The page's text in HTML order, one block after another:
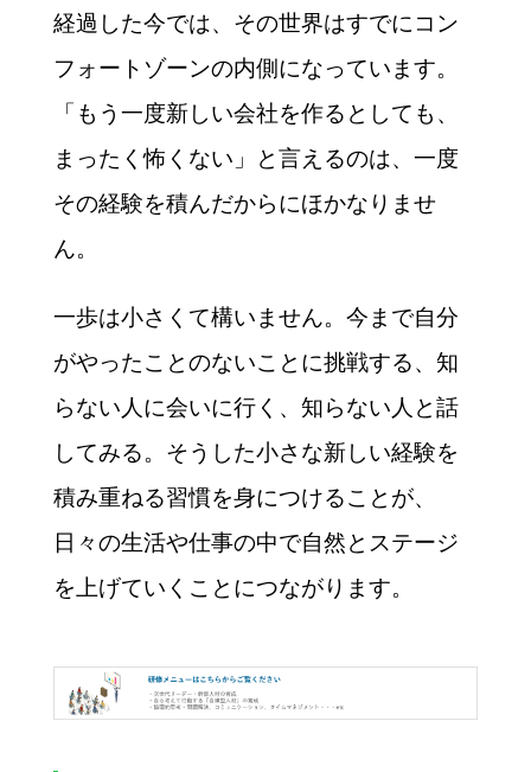
経過した今では、その世界はすでにコン
フォートゾーンの内側になっています。
「もう一度新しい会社を作るとしても、
まったく怖くない」と言えるのは、一度
その経験を積んだからにほかなりませ
ん。
一歩は小さくて構いません。今まで自分
がやったことのないことに挑戦する、知
らない人に会いに行く、知らない人と話
してみる。そうした小さな新しい経験を
積み重ねる習慣を身につけることが、
日々の生活や仕事の中で自然とステージ
を上げていくことにつながります。